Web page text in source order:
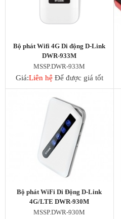
Bộ phát Wifi 4G Di động D-Link
DWR-933M
MSSP.DWR-933M
Giá:Liên hệ Để được giá tốt
Bộ phát WiFi Di Động D-Link
4G/LTE DWR-930M
MSSP.DWR-930M